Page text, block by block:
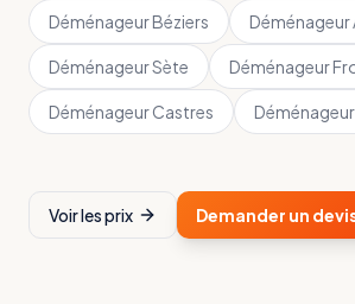
DéménageurBéziers Déménageur
DéménageurSète Déménageur
DéménageurCastres Déménageur
Voir les prix Demander un